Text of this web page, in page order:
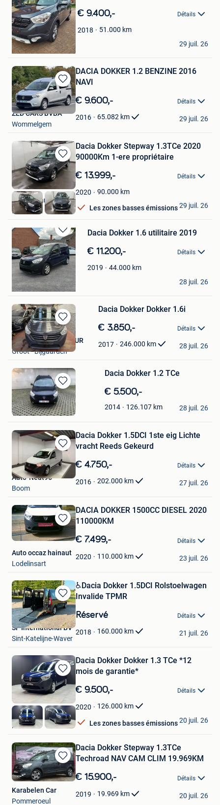
dans
Mes
Favoris
€ 9.400,- Détails
2018 51.000 km
Sindo
Tessenderlo
29 juil. 26
Sauvegarder
dans
Mes
Favoris
DACIA DOKKER 1.2 BENZINE 2016
NAVI
€ 9.600,- Détails
2016 65.082 km
ZED CARS BVBA
Wommelgem
29 juil. 26
Sauvegarder
dans
Mes
Favoris
Dacia Dokker Stepway 1.3TCe 2020
90000Km 1-ere propriétaire
€ 13.999,- Détails
2020 90.000 km
Les zones basses émissions
Crystal Cars
Merchtem
29 juil. 26
Sauvegarder
dans
Mes
Favoris
Dacia Dokker 1.6 utilitaire 2019
€ 11.200,- Détails
2019 44.000 km
Roger Rabbit
Habay-La-Neuve
28 juil. 26
Sauvegarder
dans
Mes
Favoris
Dacia Dokker Dokker 1.6i
€ 3.850,- Détails
2017 246.000 km
AUTO-IMMO JABBOUR
Groot - Bijgaarden
28 juil. 26
Sauvegarder
dans
Mes
Favoris
Dacia Dokker 1.2 TCe
€ 5.500,-
2014 126.107 km
Maike Baeyens
Ternat
28 juil. 26
Sauvegarder
dans
Mes
Favoris
Dacia Dokker 1.5DCI 1ste eig Lichte
vracht Reeds Gekeurd
€ 4.750,- Détails
2016 202.000 km
Auto-Neat95
Boom
27 juil. 26
Sauvegarder
dans
Favoris
DACIA DOKKER 1500CC DIESEL 2020
110000KM
€ 7.499,- Détails
2020 110.000 km
Auto occaz hainaut
Lodelinsart
23 juil. 26
Sauvegarder
dans
Mes
Favoris
️♿️Dacia Dokker 1.5DCI Rolstoelwagen
Invalide TPMR
Réservé Détails
2018 160.000 km
SF International BV
Sint-Katelijne-Waver
21 juil. 26
Sauvegarder
dans
Mes
Favoris
Dacia Dokker Dokker 1.3 TCe *12
mois de garantie*
€ 9.500,- Détails
2020 126.000 km
Les zones basses émissions
E&L Cars
Herstal
20 juil. 26
Sauvegarder
dans
Mes
Favoris
Dacia Dokker Stepway 1.3TCe
Techroad NAV CAM CLIM 19.969KM
€ 15.900,- Détails
2019 19.969 km
Karabelen Car
Pommeroeul
20 juil. 26